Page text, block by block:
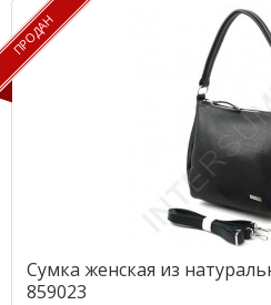
ПРОДАН
ПРОДАН
Сумка женская из
859023